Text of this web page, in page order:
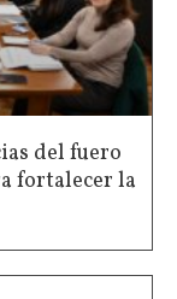
del fuero
fortalecer la